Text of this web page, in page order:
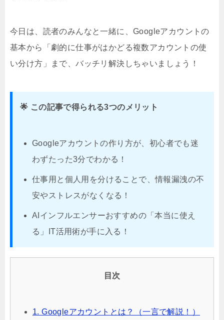
今日は、読者のみんなと一緒に、Googleアカウントの
基本から「劇的に仕事がはかどる複数アカウントの使
い分け方」まで、バッチリ解決しちゃいましょう！
🌟 この記事で得られる3つのメリット
Googleアカウントの作り方が、初心者でも迷
わずたった3分でわかる！
仕事用と個人用を分けることで、情報漏洩の不
安やストレスがなくなる！
AIインフルエンサーおすすめの「本当に使え
る」IT活用術が手に入る！
目次
1. Googleアカウントとは？（一言で解説！）